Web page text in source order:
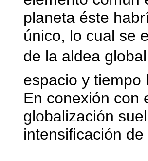
planeta éste
único, lo cual se
de la aldea
espacio y tiempo
En conexión con
globalización
intensificación